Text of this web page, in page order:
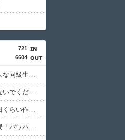
721
6604
ゼミの新年会で彼氏の話になった途端、美人な同級生から信じられない言葉を浴びせられて…
管理会社「エレベーターホールでは遊ばせないでください」私「うちの子じゃないんですけど…」→まさかの展開になり…
アルコール依存症の夫が大暴れ。私「休肝日くらい作ってよ」夫「必要ない！」→大暴れする夫を見たウトメに真実を話した結果…
おっさんバイトが何も言わず辞めた。労働局「パワハラの通報がありました」俺「えっ、教育係は俺ですが…」→突然の聞き取り調査が始まり…